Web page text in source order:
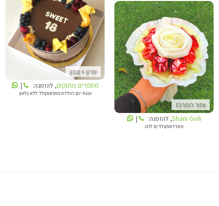
שרון + צפון
מספרים מתוקים
מספרים מתוקים, להזמנה: |
עוגת יום הולדת מוס שוקולד ללא גלוטן
אזור המרכז
SHANI GVILI
Shani Gvili, להזמנה: |
מארז שוקולדים לחג